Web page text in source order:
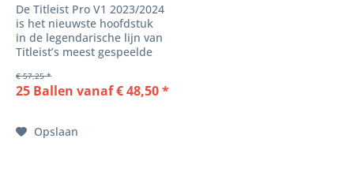
De Titleist Pro V1 2023/2024
is het nieuwste hoofdstuk
in de legendarische lijn van
Titleist’s meest gespeelde
door vele tourspelers en
speelsters wereldwijd,
perfecte combinatie van...
€ 57,25 *
25 Ballen vanaf € 48,50 *
Opslaan